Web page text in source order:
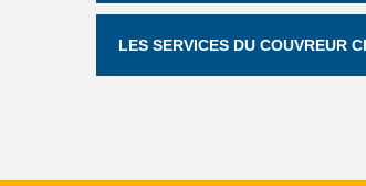
LES SERVICES DU COUVREUR